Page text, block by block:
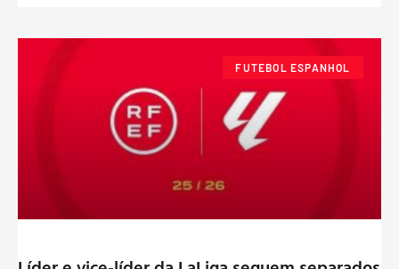
FUTEBOL ESPANHOL